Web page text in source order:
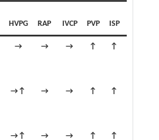
HVPG RAP IVCP PVP ISP
→ → → ↑ ↑
→↑ → → ↑ ↑
→↑ → → ↑ ↑